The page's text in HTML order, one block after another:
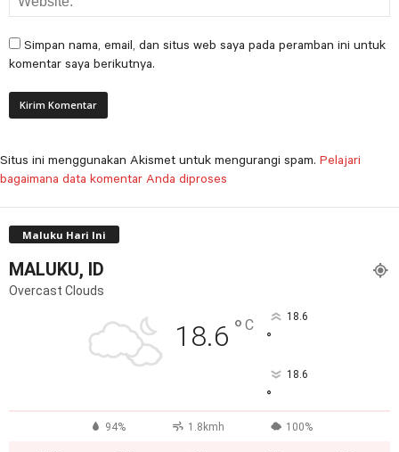
Simpan nama, email, dan situs web saya pada peramban ini untuk
komentar saya berikutnya.
Situs ini menggunakan Akismet untuk mengurangi spam. Pelajari
bagaimana data komentar Anda diproses
Maluku Hari Ini
MALUKU, ID
Overcast Clouds
18.6 ° C 18.6
°
18.6
°
94% 1.8kmh 100%